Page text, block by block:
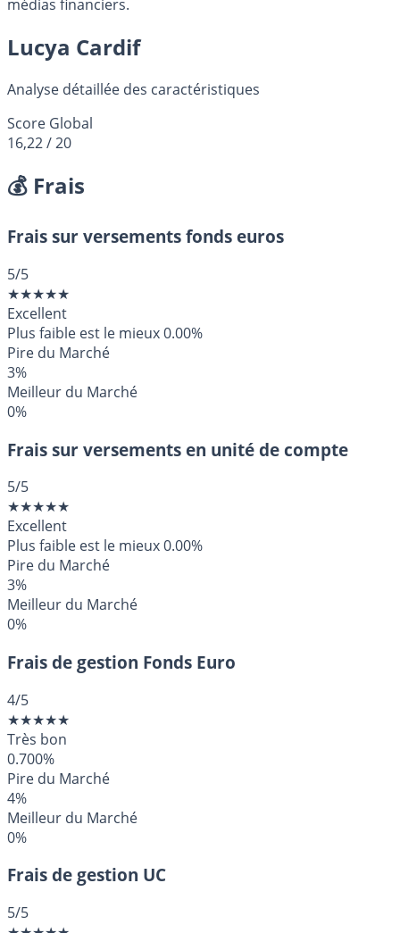
médias financiers.
Lucya Cardif
Analyse détaillée des caractéristiques
Score Global
16,22/ 20
💰 Frais
Frais sur versements fonds euros
5/5
★★★★★
Excellent
Plus faible est le mieux0.00%
Pire du Marché
3%
Meilleur du Marché
0%
Frais sur versements en unité de compte
5/5
★★★★★
Excellent
Plus faible est le mieux0.00%
Pire du Marché
3%
Meilleur du Marché
0%
Frais de gestion Fonds Euro
4/5
★★★★★
Très bon
0.700%
Pire du Marché
4%
Meilleur du Marché
0%
Frais de gestion UC
5/5